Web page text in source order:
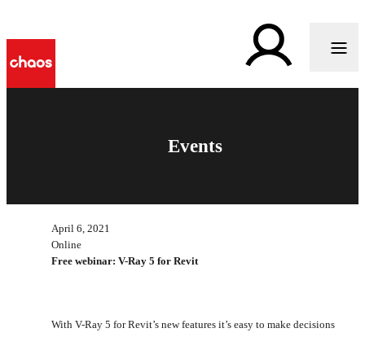
Events
April 6, 2021
Online
Free webinar: V-Ray 5 for Revit
With V-Ray 5 for Revit’s new features it’s easy to make decisions